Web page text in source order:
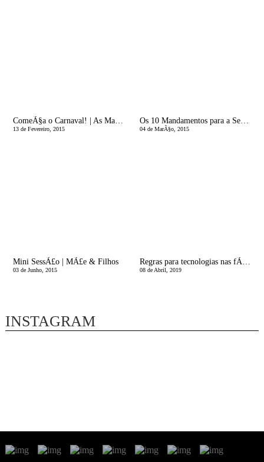
ComeÃ§a o Carnaval! | As Maravilhas da Maternidade
13 de Fevereiro, 2015
Os 10 Mandamentos para a SeguranÃ§a dos nossos Filhos
04 de MarÃ§o, 2015
Mini SessÃ£o | MÃ£e & Filhos
03 de Junho, 2015
Regras para tecnologias nas fÃ©rias
08 de Abril, 2019
INSTAGRAM